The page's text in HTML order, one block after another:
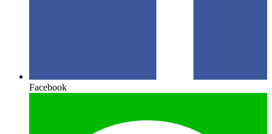
Facebook